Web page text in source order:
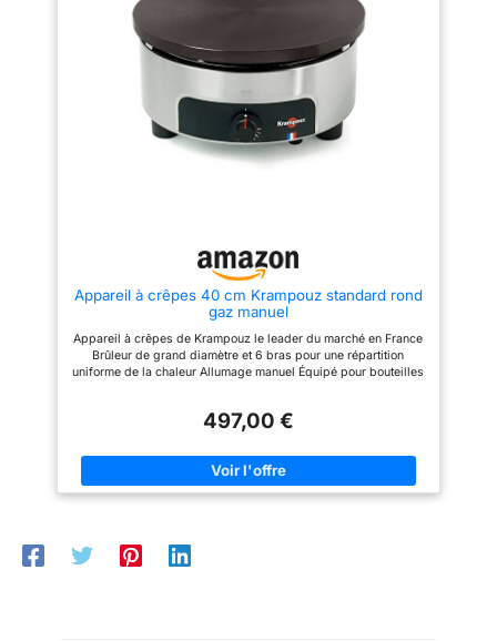
lave-vaisselle. Crêpe et crêpe:
bol entièrement en acier
inoxydable. Il présente des
avantages d’aspect attrayant,
volume, de poids léger,
d’opération commode et de
chauffage rapide et uniforme.
Accessoires pratiques: crêpes
sucrés et galettes salées
une expérience de cuisson en
grand compagnon pour des
restaurants, des snack-bars,
l’usage à la maison, les
rassemblements de famille et
les fêtes à la maison. Un
température vous permet de
cuisiner des crêpes parfaites et
votre famille et vos amis.
Appareil à crêpes 40 cm Krampouz standard rond
gaz manuel
Appareil à crêpes de Krampouz le leader du marché en France
Brûleur de grand diamètre et 6 bras pour une répartition
uniforme de la chaleur Allumage manuel Équipé pour bouteilles
flamme Appareil de restauration pour une utilisation intensive
497,00 €